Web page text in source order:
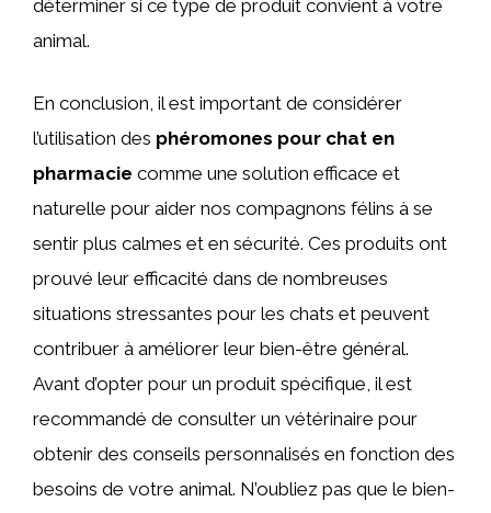
déterminer si ce type de produit convient à votre
animal.
En conclusion, il est important de considérer
l’utilisation des phéromones pour chat en
pharmacie comme une solution efficace et
naturelle pour aider nos compagnons félins à se
sentir plus calmes et en sécurité. Ces produits ont
prouvé leur efficacité dans de nombreuses
situations stressantes pour les chats et peuvent
contribuer à améliorer leur bien-être général.
Avant d’opter pour un produit spécifique, il est
recommandé de consulter un vétérinaire pour
obtenir des conseils personnalisés en fonction des
besoins de votre animal. N’oubliez pas que le bien-